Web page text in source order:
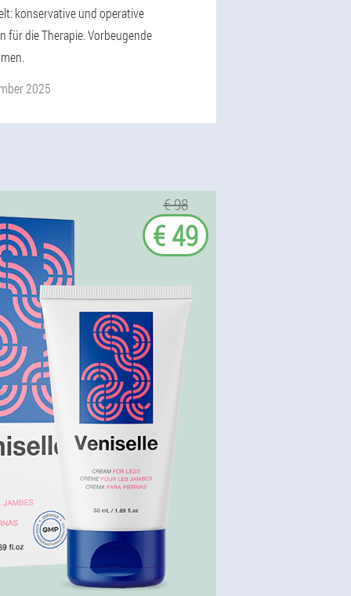
konservative und operative
für die Therapie. Vorbeugende
2025
€ 98
€ 49